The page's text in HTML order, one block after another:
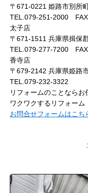
〒671-0221 姫路市別所
TEL.079-251-2000
太子店
〒671-1511 兵庫県揖保
TEL.079-277-7200
香寺店
〒679-2142 兵庫県姫路
TEL.079-232-3322
リフォームのことならお
ワクワクするリフォー
お問合せフォームはこち